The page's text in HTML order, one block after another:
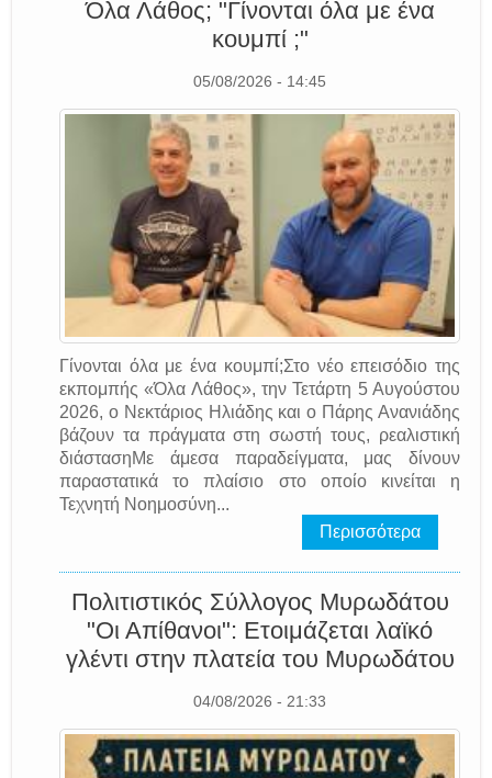
Όλα Λάθος; "Γίνονται όλα με ένα
κουμπί ;"
05/08/2026 - 14:45
Γίνονται όλα με ένα κουμπί;Στο νέο επεισόδιο της
εκπομπής «Όλα Λάθος», την Τετάρτη 5 Αυγούστου
2026, ο Νεκτάριος Ηλιάδης και ο Πάρης Ανανιάδης
βάζουν τα πράγματα στη σωστή τους, ρεαλιστική
διάστασηΜε άμεσα παραδείγματα, μας δίνουν
παραστατικά το πλαίσιο στο οποίο κινείται η
Τεχνητή Νοημοσύνη...
Περισσότερα
Πολιτιστικός Σύλλογος Μυρωδάτου
"Οι Απίθανοι": Ετοιμάζεται λαϊκό
γλέντι στην πλατεία του Μυρωδάτου
04/08/2026 - 21:33